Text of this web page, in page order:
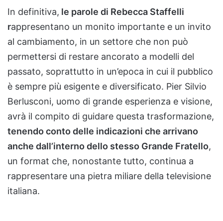
In definitiva, le parole di Rebecca Staffelli
rappresentano un monito importante e un invito
al cambiamento, in un settore che non può
permettersi di restare ancorato a modelli del
passato, soprattutto in un’epoca in cui il pubblico
è sempre più esigente e diversificato. Pier Silvio
Berlusconi, uomo di grande esperienza e visione,
avrà il compito di guidare questa trasformazione,
tenendo conto delle indicazioni che arrivano
anche dall’interno dello stesso Grande Fratello,
un format che, nonostante tutto, continua a
rappresentare una pietra miliare della televisione
italiana.